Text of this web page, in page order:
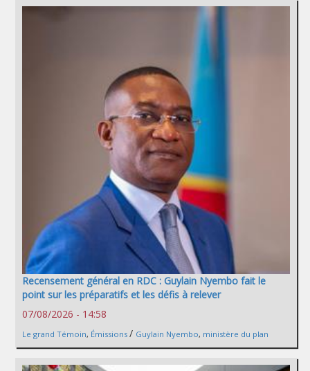
Recensement général en RDC : Guylain Nyembo fait le
point sur les préparatifs et les défis à relever
07/08/2026 - 14:58
Le grand Témoin, Émissions / Guylain Nyembo, ministère du plan